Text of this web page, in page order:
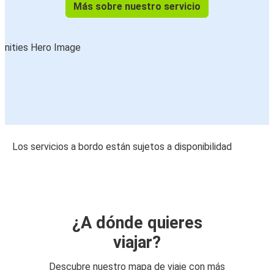
Más sobre nuestro servicio
Los servicios a bordo están sujetos a disponibilidad
¿A dónde quieres
viajar?
Descubre nuestro mapa de viaje con más